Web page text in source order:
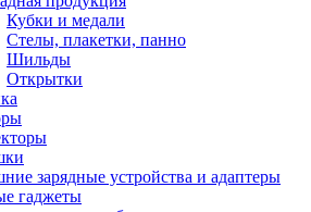
Кубки и медали
Стелы, плакетки, панно
Шильды
Открытки
зарядные устройства и адаптеры
гаджеты